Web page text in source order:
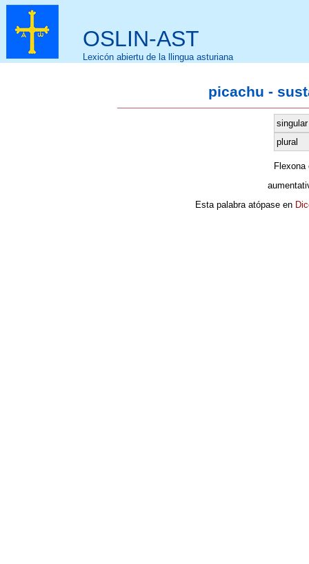
OSLIN-AST
Lexicón abiertu de la llingua asturiana
picachu -
singular
plural
Esta palabra atópase en